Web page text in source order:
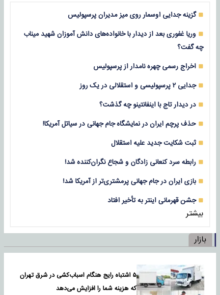
گزینه جدایی اوسمار روی میز مدیران پرسپولیس
وریا غفوری بعد از دیدار با خانواده‌های دانش آموزان شهید میناب
چه گفت؟
اخراج رسمی چهره نامدار از پرسپولیس
جدایی ۲ پرسپولیسی و استقلالی در یک روز
در دیدار تاج با اینفانتینو چه گذشت؟
حذف پرچم ایران در نمایشگاه جام جهانی در سیاتل آمریکا!
ثبت شکایت جدید علیه استقلال
رابطه سرد کنعانی زادگان و شجاع نگران‌کننده شد!
بازی‌ ایران در جام جهانی پرمشتری‌تر از آمریکا شد!
جشن قهرمانی اینتر به تأخیر افتاد
بیشتر
بازار
۵ اشتباه رایج هنگام اسباب‌کشی در شرق تهران
که هزینه شما را افزایش می‌دهد